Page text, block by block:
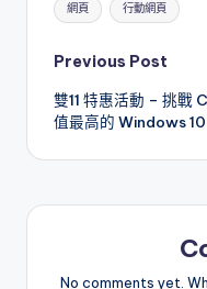
網頁 行動網頁
Post
Previous Post
雙11 特惠活動 – 挑戰
值最高的 Windows 10
No comments yet.